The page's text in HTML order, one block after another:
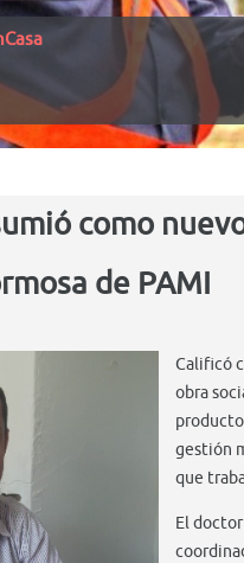
como
de PAMI
Calificó
obra
gestión
que
El